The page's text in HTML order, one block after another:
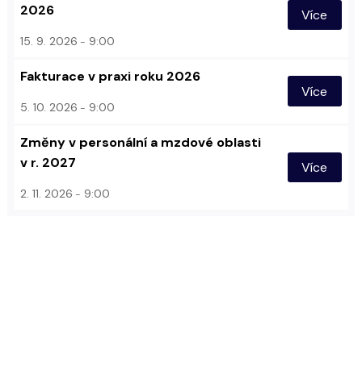
2026
15. 9. 2026 9:00
Více
Fakturace v praxi roku 2026
5. 10. 2026 9:00
Více
Změny v personální a mzdové oblasti
v r. 2027
2. 11. 2026 9:00
Více